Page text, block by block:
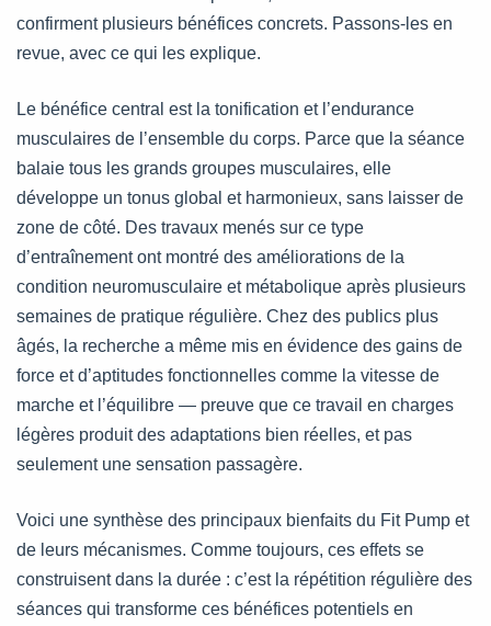
confirment plusieurs bénéfices concrets. Passons-les en
revue, avec ce qui les explique.
Le bénéfice central est la tonification et l’endurance
musculaires de l’ensemble du corps. Parce que la séance
balaie tous les grands groupes musculaires, elle
développe un tonus global et harmonieux, sans laisser de
zone de côté. Des travaux menés sur ce type
d’entraînement ont montré des améliorations de la
condition neuromusculaire et métabolique après plusieurs
semaines de pratique régulière. Chez des publics plus
âgés, la recherche a même mis en évidence des gains de
force et d’aptitudes fonctionnelles comme la vitesse de
marche et l’équilibre — preuve que ce travail en charges
légères produit des adaptations bien réelles, et pas
seulement une sensation passagère.
Voici une synthèse des principaux bienfaits du Fit Pump et
de leurs mécanismes. Comme toujours, ces effets se
construisent dans la durée : c’est la répétition régulière des
séances qui transforme ces bénéfices potentiels en